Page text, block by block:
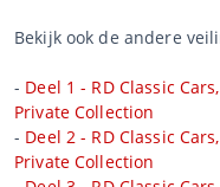
Bekijk ook de andere
- Deel 1 - RD Classic
Private Collection
- Deel 2 - RD Classic
Private Collection